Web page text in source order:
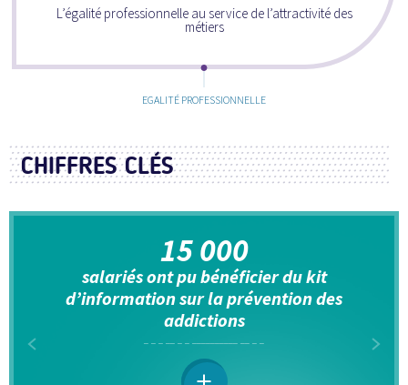
L’égalité professionnelle au service de l’attractivité des
métiers
EGALITÉ PROFESSIONNELLE
CHIFFRES CLÉS
15 000
salariés ont pu bénéficier du kit
d’information sur la prévention des
addictions